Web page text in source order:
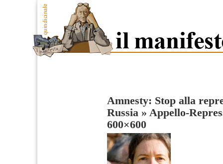
Amnesty: Stop alla
Russia » Appello-
600×600